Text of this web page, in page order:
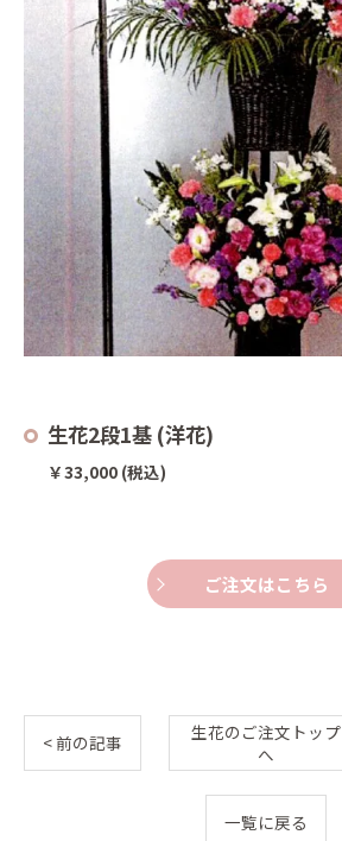
生花2段1基 (洋花)
￥33,000 (税込)
ご注文はこちら
< 前の記事
生花のご注文トップ
へ
一覧に戻る